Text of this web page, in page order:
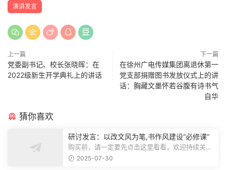
演讲发言
上一篇
党委副书记、校长张晓晖：在
2022级新生开学典礼上的讲话
下一篇
在徐州广电传媒集团离退休第一
党支部捐赠图书发放仪式上的讲
话：胸藏文墨怀若谷腹有诗书气
自华
猜你喜欢
研讨发言：以改文风为笔,书作风建设“必修课”
购买前，请一定要先点击这里看看，欢迎持续关
注，精彩模板每天推送预览结束，本文...
2025-07-30